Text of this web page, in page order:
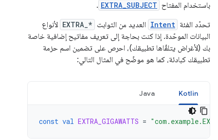
باستخدام المفتاح EXTRA_SUBJECT
.
تحدّد الفئة Intent العديد من الثوابت EXTRA_* لأنواع
البيانات الموحّدة. إذا كنت بحاجة إلى تعريف مفاتيح إضافية خاصة
بك (لأغراض يتلقّاها تطبيقك)، احرص على تضمين اسم حزمة
تطبيقك كبادئة، كما هو موضّح في المثال التالي:
Kotlin
Java
const val EXTRA_GIGAWATTS =